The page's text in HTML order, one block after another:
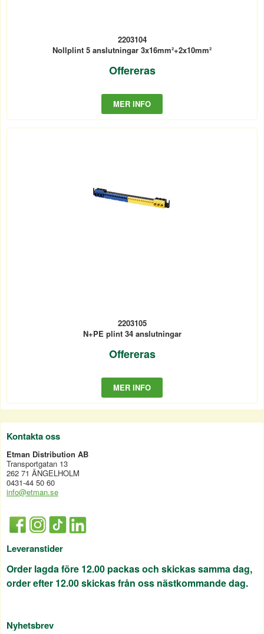
2203104
Nollplint 5 anslutningar 3x16mm²+2x10mm²
Offereras
MER INFO
2203105
N+PE plint 34 anslutningar
Offereras
MER INFO
Kontakta oss
Etman Distribution AB
Transportgatan 13
262 71 ÄNGELHOLM
0431-44 50 60
info@etman.se
Leveranstider
Order lagda före 12.00 packas och skickas samma dag,
order efter 12.00 skickas från oss nästkommande dag.
Nyhetsbrev